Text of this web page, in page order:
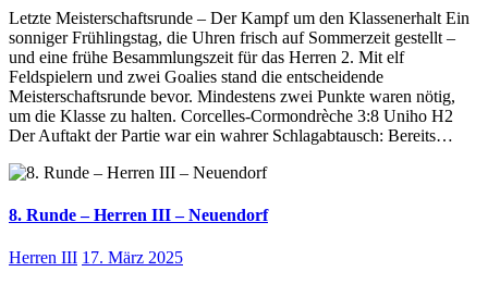
Letzte Meisterschaftsrunde – Der Kampf um den Klassenerhalt Ein
sonniger Frühlingstag, die Uhren frisch auf Sommerzeit gestellt –
und eine frühe Besammlungszeit für das Herren 2. Mit elf
Feldspielern und zwei Goalies stand die entscheidende
Meisterschaftsrunde bevor. Mindestens zwei Punkte waren nötig,
um die Klasse zu halten. Corcelles-Cormondrèche 3:8 Uniho H2
Der Auftakt der Partie war ein wahrer Schlagabtausch: Bereits…
8. Runde – Herren III – Neuendorf
Herren III 17. März 2025